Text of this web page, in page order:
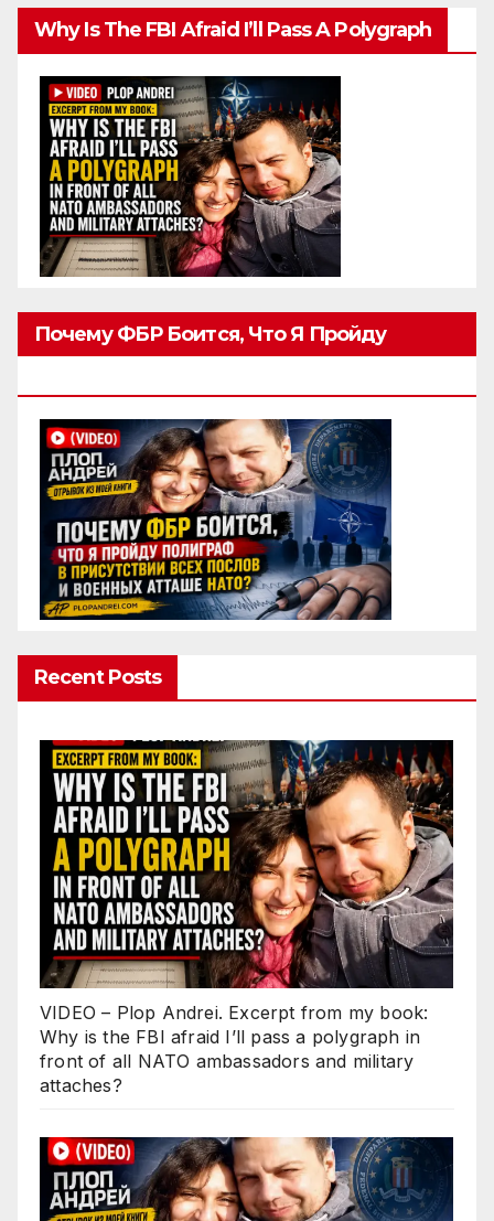
Why Is The FBI Afraid I’ll Pass A Polygraph
Почему ФБР Боится, Что Я Пройду
Recent Posts
VIDEO – Plop Andrei. Excerpt from my book:
Why is the FBI afraid I’ll pass a polygraph in
front of all NATO ambassadors and military
attaches?